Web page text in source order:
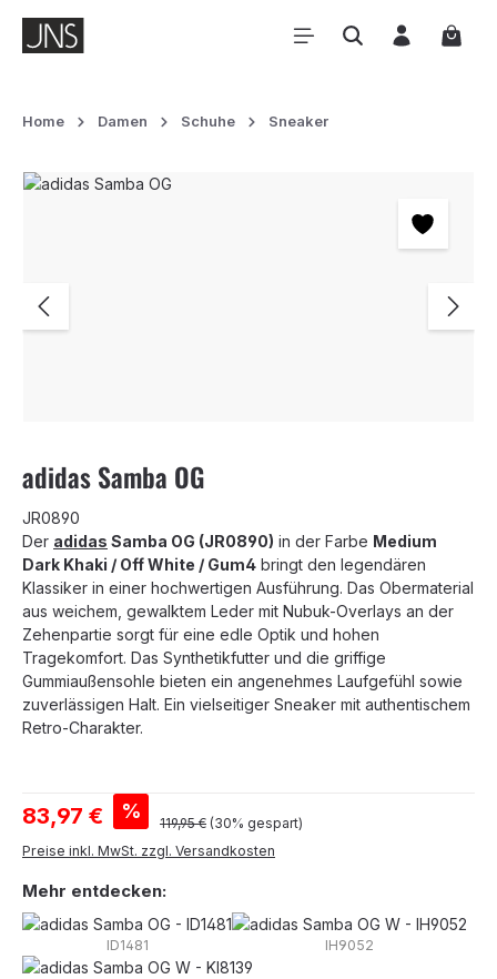
Zum Hauptinhalt springen
Home Damen Schuhe Sneaker
Bildergalerie überspringen
adidas Samba OG
JR0890
Der adidas Samba OG (JR0890) in der Farbe Medium
Dark Khaki / Off White / Gum4 bringt den legendären
Klassiker in einer hochwertigen Ausführung. Das Obermaterial
aus weichem, gewalktem Leder mit Nubuk-Overlays an der
Zehenpartie sorgt für eine edle Optik und hohen
Tragekomfort. Das Synthetikfutter und die griffige
Gummiaußensohle bieten ein angenehmes Laufgefühl sowie
zuverlässigen Halt. Ein vielseitiger Sneaker mit authentischem
Retro-Charakter.
Verkaufspreis:
83,97 € % Regulärer Preis:
119,95 € (30% gespart)
Preise inkl. MwSt. zzgl. Versandkosten
Mehr entdecken:
ID1481 IH9052